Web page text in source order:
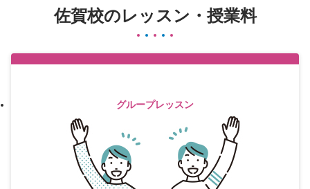
佐賀校のレッスン・授業料
グループレッスン